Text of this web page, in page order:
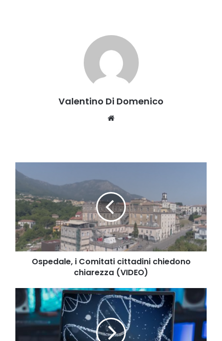
Valentino Di Domenico
Ospedale,
Comitati
cittadini
chiedono
chiarezza
(VIDEO)
Ospedale, i Comitati cittadini chiedono
chiarezza (VIDEO)
PIU'
GRANDE
HARD